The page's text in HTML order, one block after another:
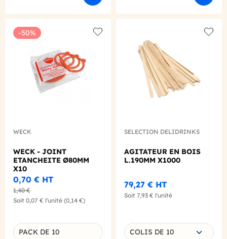
-50%
Add to wishlist
WECK
WECK - JOINT
ETANCHEITE Ø80MM
X10
0,70 € HT
1,40 €
Soit 0,07 € l'unité (0,14 €)
PACK DE 10
SELECTION DELIDRINKS
AGITATEUR EN BOIS
L.190MM X1000
79,27 € HT
Soit 7,93 € l'unité
Choisissez une déclinaison
COLIS DE 10